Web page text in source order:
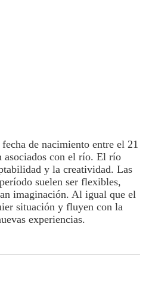
fecha de nacimientoentre el 21
asociados con el río. El río
y la creatividad. Las
suelen ser flexibles,
imaginación. Al igual que el
situación y fluyen con la
experiencias.